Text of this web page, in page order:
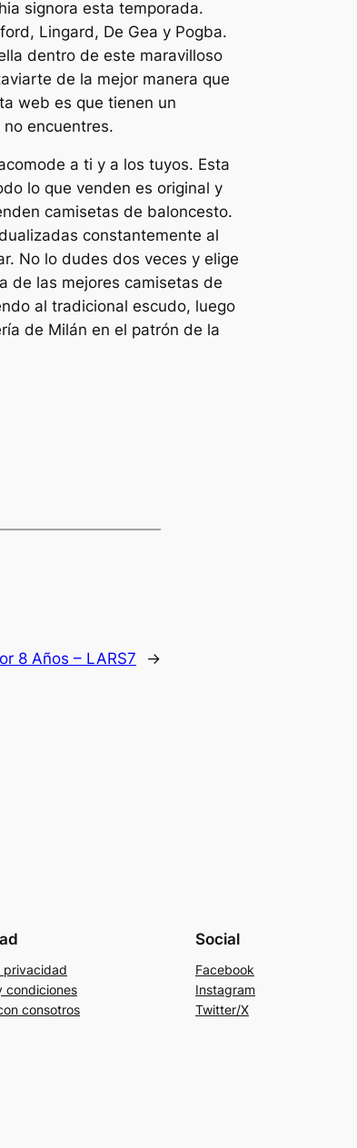
signora esta temporada.
Lingard, De Gea y Pogba.
dentro de este maravilloso
de la mejor manera que
web es que tienen un
encuentres.
a ti y a los tuyos. Esta
lo que venden es original y
camisetas de baloncesto.
constantemente al
No lo dudes dos veces y elige
de las mejores camisetas de
al tradicional escudo, luego
de Milán en el patrón de la
8 Años – LARS7 →
privacidad
condiciones
consotros
Social
Facebook
Instagram
Twitter/X